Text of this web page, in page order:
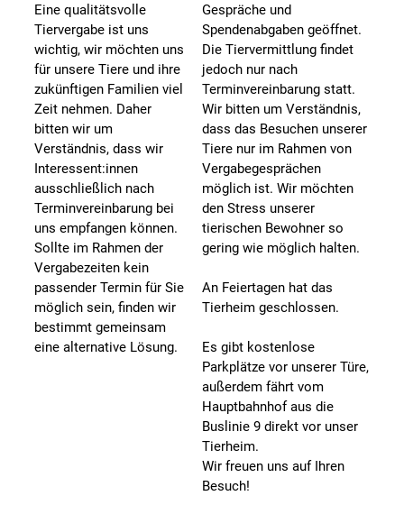
Eine qualitätsvolle
Tiervergabe ist uns
wichtig, wir möchten uns
für unsere Tiere und ihre
zukünftigen Familien viel
Zeit nehmen. Daher
bitten wir um
Verständnis, dass wir
Interessent:innen
ausschließlich nach
Terminvereinbarung bei
uns empfangen können.
Sollte im Rahmen der
Vergabezeiten kein
passender Termin für Sie
möglich sein, finden wir
bestimmt gemeinsam
eine alternative Lösung.
Gespräche und
Spendenabgaben geöffnet.
Die Tiervermittlung findet
jedoch nur nach
Terminvereinbarung statt.
Wir bitten um Verständnis,
dass das Besuchen unserer
Tiere nur im Rahmen von
Vergabegesprächen
möglich ist. Wir möchten
den Stress unserer
tierischen Bewohner so
gering wie möglich halten.
An Feiertagen hat das
Tierheim geschlossen.
Es gibt kostenlose
Parkplätze vor unserer Türe,
außerdem fährt vom
Hauptbahnhof aus die
Buslinie 9 direkt vor unser
Tierheim.
Wir freuen uns auf Ihren
Besuch!